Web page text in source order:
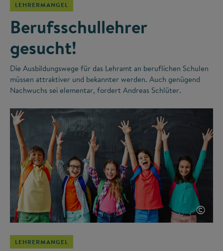
LEHRERMANGEL
Berufsschullehrer
gesucht!
Die Ausbildungswege für das Lehramt an beruflichen Schulen
müssen attraktiver und bekannter werden. Auch genügend
Nachwuchs sei elementar, fordert Andreas Schlüter.
©
LEHRERMANGEL